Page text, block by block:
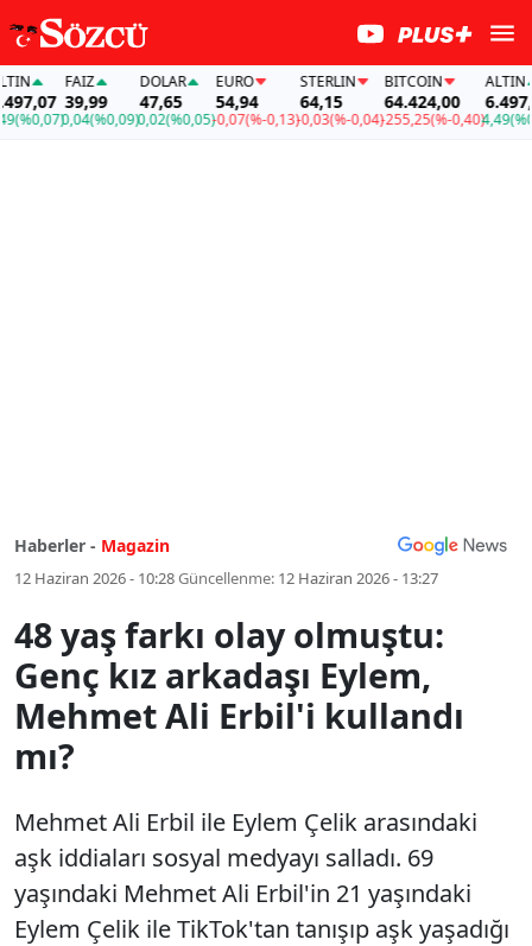
(%0,09)
DOLAR
47,65
0,02(%0,05)
EURO
54,94
-0,07(%-0,13)
STERLIN
64,15
-0,03(%-0,04)
BITCOIN
64.424,00
-255,25(%-0,40)
ALTIN
6.497,07
4,49(%0,07)
FAİZ
39,99
0,04
Haberler - Magazin
12 Haziran 2026 - 10:28Güncellenme: 12 Haziran 2026 - 13:27
48 yaş farkı olay olmuştu:
Genç kız arkadaşı Eylem,
Mehmet Ali Erbil'i kullandı
mı?
Mehmet Ali Erbil ile Eylem Çelik arasındaki
aşk iddiaları sosyal medyayı salladı. 69
yaşındaki Mehmet Ali Erbil'in 21 yaşındaki
Eylem Çelik ile TikTok'tan tanışıp aşk yaşadığı